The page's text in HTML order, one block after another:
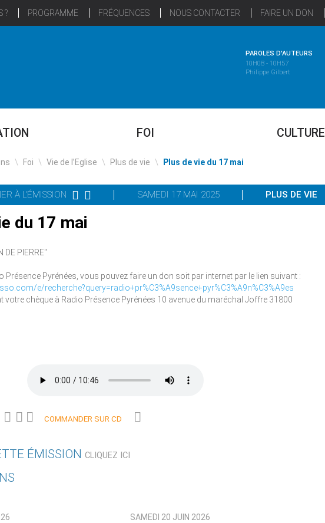
? PROGRAMME FRÉQUENCES NOUS CONTACTER FAIRE UN DON
PAROLES D'AUTEURS
10H08 - 10H57
Philippe Gilbert
FOI CULTURE
\ Foi \ Vie de l’Eglise \ Plus de vie \ Plus de vie du 17 mai
À L'ÉMISSION SAMEDI 17 MAI 2025 PLUS DE VIE
du 17 mai
DE PIERRE"
Présence Pyrénées, vous pouvez faire un don soit par internet par le lien suivant :
e/recherche?query=radio+pr%C3%A9sence+pyr%C3%A9n%C3%A9es
votre chèque à Radio Présence Pyrénées 10 avenue du maréchal Joffre 31800
COMMANDER SUR CD
ÉMISSION CLIQUEZ ICI
SAMEDI 20 JUIN 2026